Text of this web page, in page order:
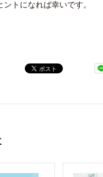
ントになれば幸いです。